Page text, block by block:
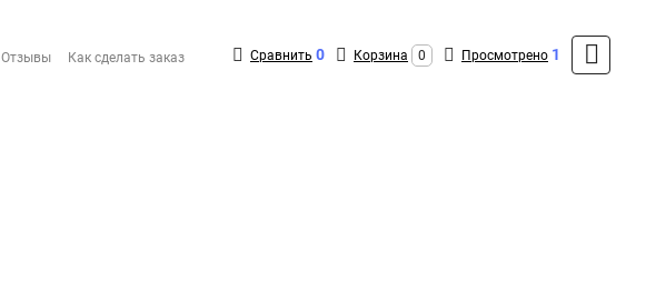
Сотрудничество
+7 (495) 432-41-41
MAX: +7 (936) 132-34-54
Отзывы Как сделать заказ Сравнить 0 Корзина 0 Просмотрено 1